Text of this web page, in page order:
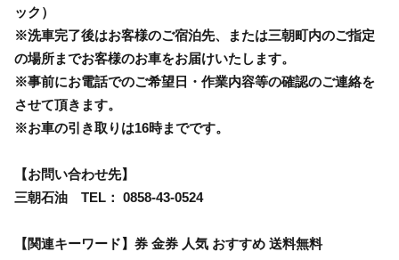
ック）
※洗車完了後はお客様のご宿泊先、または三朝町内のご指定
の場所までお客様のお車をお届けいたします。
※事前にお電話でのご希望日・作業内容等の確認のご連絡を
させて頂きます。
※お車の引き取りは16時までです。
【お問い合わせ先】
三朝石油 TEL： 0858-43-0524
【関連キーワード】券 金券 人気 おすすめ 送料無料